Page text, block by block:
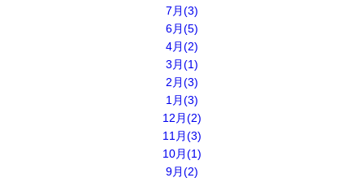
7月(3)
6月(5)
4月(2)
3月(1)
2月(3)
1月(3)
12月(2)
11月(3)
10月(1)
9月(2)